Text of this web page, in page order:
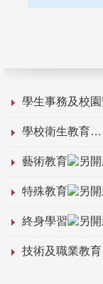
學生事務及校
學校衛生教育
藝術教育
特殊教育
終身學習
技術及職業教育